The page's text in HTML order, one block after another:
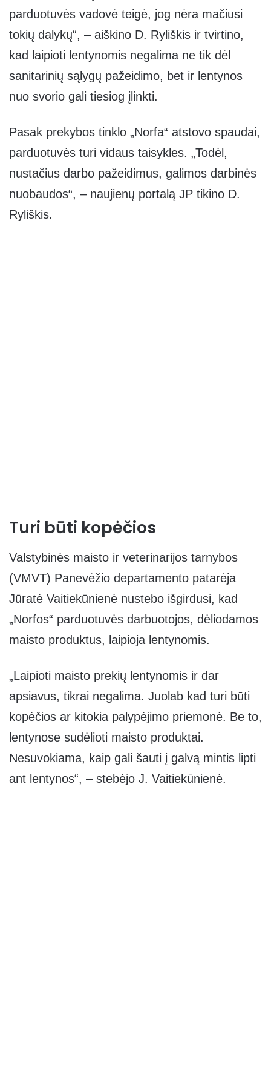
parduotuvės vadovė teigė, jog nėra mačiusi
tokių dalykų“, – aiškino D. Ryliškis ir tvirtino,
kad laipioti lentynomis negalima ne tik dėl
sanitarinių sąlygų pažeidimo, bet ir lentynos
nuo svorio gali tiesiog įlinkti.
Pasak prekybos tinklo „Norfa“ atstovo spaudai,
parduotuvės turi vidaus taisykles. „Todėl,
nustačius darbo pažeidimus, galimos darbinės
nuobaudos“, – naujienų portalą JP tikino D.
Ryliškis.
Turi būti kopėčios
Valstybinės maisto ir veterinarijos tarnybos
(VMVT) Panevėžio departamento patarėja
Jūratė Vaitiekūnienė nustebo išgirdusi, kad
„Norfos“ parduotuvės darbuotojos, dėliodamos
maisto produktus, laipioja lentynomis.
„Laipioti maisto prekių lentynomis ir dar
apsiavus, tikrai negalima. Juolab kad turi būti
kopėčios ar kitokia palypėjimo priemonė. Be to,
lentynose sudėlioti maisto produktai.
Nesuvokiama, kaip gali šauti į galvą mintis lipti
ant lentynos“, – stebėjo J. Vaitiekūnienė.